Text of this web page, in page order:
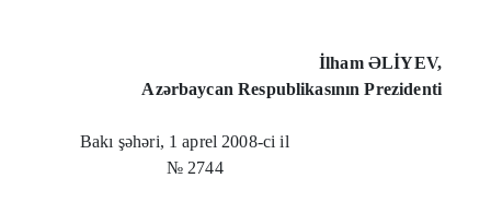
İlham ƏLİYEV,
Azərbaycan Respublikasının Prezidenti
Bakı şəhəri, 1 aprel 2008-ci il
№ 2744